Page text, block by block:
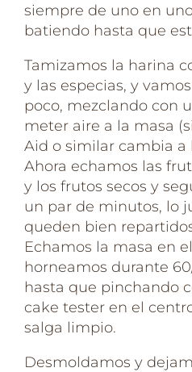
siempre de uno en
batiendo hasta que
Tamizamos la harina
y las especias, y
poco, mezclando con
meter aire a la masa
Aid o similar cambia a
Ahora echamos las
y los frutos secos y
un par de minutos, lo
queden bien
Echamos la masa en
horneamos durante
hasta que pinchando
cake tester en el
salga limpio.
Desmoldamos y